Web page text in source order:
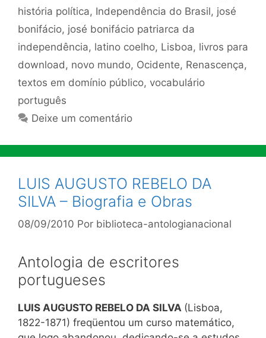
história política, Independência do Brasil, josé
bonifácio, josé bonifácio patriarca da
independência, latino coelho, Lisboa, livros para
download , novo mundo, Ocidente, Renascença,
textos em domínio público, vocabulário
português
Deixe um comentário
LUIS AUGUSTO REBELO DA
SILVA – Biografia e Obras
08/09/2010 Por biblioteca-antologianacional
Antologia de escritores
portugueses
LUIS AUGUSTO REBELO DA SILVA (Lisboa,
1822-1871) freqüentou um curso matemático,